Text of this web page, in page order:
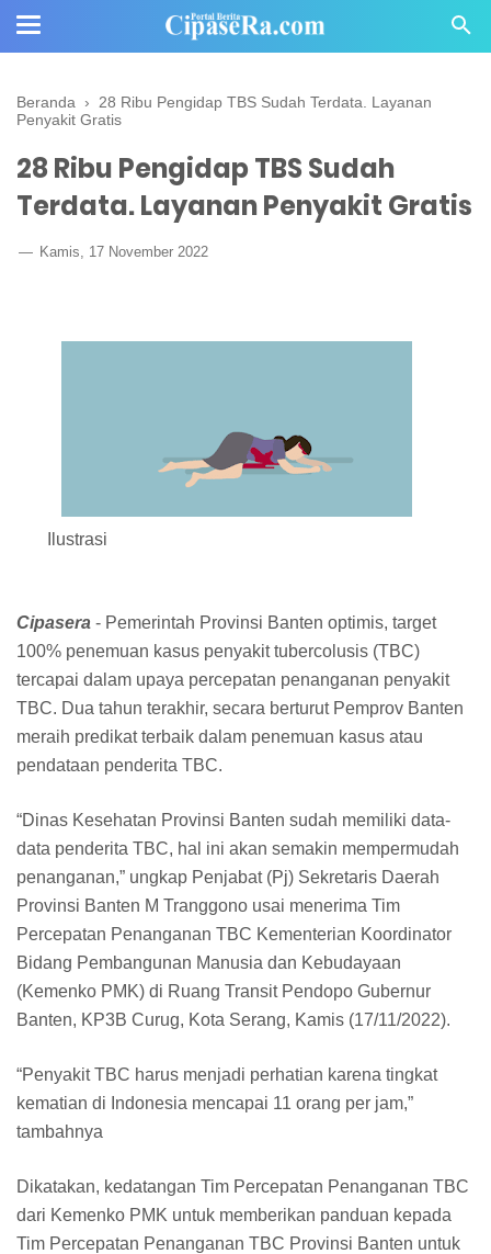
Beranda › 28 Ribu Pengidap TBS Sudah Terdata. Layanan
Penyakit Gratis
28 Ribu Pengidap TBS Sudah
Terdata. Layanan Penyakit Gratis
Kamis, 17 November 2022
Ilustrasi
Cipasera - Pemerintah Provinsi Banten optimis, target
100% penemuan kasus penyakit tubercolusis (TBC)
tercapai dalam upaya percepatan penanganan penyakit
TBC. Dua tahun terakhir, secara berturut Pemprov Banten
meraih predikat terbaik dalam penemuan kasus atau
pendataan penderita TBC.
“Dinas Kesehatan Provinsi Banten sudah memiliki data-
data penderita TBC, hal ini akan semakin mempermudah
penanganan,” ungkap Penjabat (Pj) Sekretaris Daerah
Provinsi Banten M Tranggono usai menerima Tim
Percepatan Penanganan TBC Kementerian Koordinator
Bidang Pembangunan Manusia dan Kebudayaan
(Kemenko PMK) di Ruang Transit Pendopo Gubernur
Banten, KP3B Curug, Kota Serang, Kamis (17/11/2022).
“Penyakit TBC harus menjadi perhatian karena tingkat
kematian di Indonesia mencapai 11 orang per jam,”
tambahnya
Dikatakan, kedatangan Tim Percepatan Penanganan TBC
dari Kemenko PMK untuk memberikan panduan kepada
Tim Percepatan Penanganan TBC Provinsi Banten untuk